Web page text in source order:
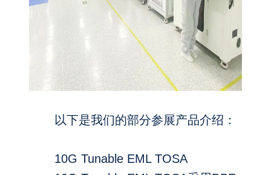
以下是我们的部分参展产品介绍：
10G Tunable EML TOSA